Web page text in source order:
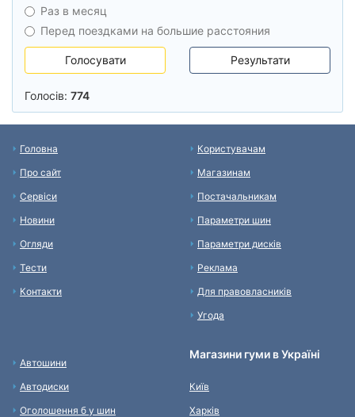
Раз в месяц
Перед поездками на большие расстояния
Голосувати Результати
Голосів: 774
Головна
Про сайт
Сервіси
Новини
Огляди
Тести
Контакти
Користувачам
Магазинам
Постачальникам
Параметри шин
Параметри дисків
Реклама
Для правовласників
Угода
Автошини
Автодиски
Оголошення б у шин
Магазини гуми в Україні
Київ
Харків